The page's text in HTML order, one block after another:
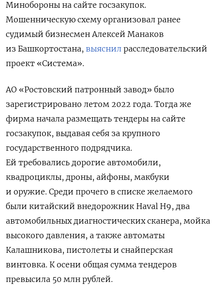
Минобороны на сайте госзакупок.
Мошенническую схему организовал ранее
судимый бизнесмен Алексей Манаков
из Башкортостана, выяснил расследовательский
проект «Система».
АО «Ростовский патронный завод» было
зарегистрировано летом 2022 года. Тогда же
фирма начала размещать тендеры на сайте
госзакупок, выдавая себя за крупного
государственного подрядчика.
Ей требовались дорогие автомобили,
квадроциклы, дроны, айфоны, макбуки
и оружие. Среди прочего в списке желаемого
были китайский внедорожник Haval H9, два
автомобильных диагностических сканера, мойка
высокого давления, а также автоматы
Калашникова, пистолеты и снайперская
винтовка. К осени общая сумма тендеров
превысила 50 млн рублей.